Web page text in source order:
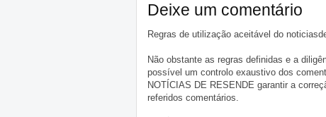
Deixe um comentário
Regras de utilização aceitável do
Não obstante as regras definidas e a
possível um controlo exaustivo dos
NOTÍCIAS DE RESENDE garantir a
referidos comentários.